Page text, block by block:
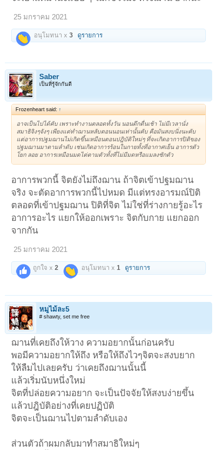
25 มกราคม 2021
อนุโมทนา x3 ดูรายการ
Saber
เป็นที่รู้จักกันดี
Frozenheart said: ↑
อาจเป็นไปได้คับ เพราะทำงานตลอดทั้งวัน นอนดึกตื่นเช้า ไม่มีเวลานั่ง
สมาธิจิงๆจังๆ เพียงแต่ทำฌานหลับตอนนอนเท่านั้นคับ คือมันสงบนิ่งนะคับ
แต่อาการปฐมฌานไม่เกิดขึ้นเหมือนตอนปฎิบัติใหม่ๆ ที่จะเกิดอาการปิติของ
ปฐมฌานมาตามลำดับ เช่นเกิดอาการร้อนในกายทั้งที่อากาศเย็น อาการตัว
โยก ลอย อาการเหมือนมดไต่ตามตัวทั้งที่ไม่มีมดหรือแมลงซักตัว
อาการพวกนี้ จิตยังไม่ถึงฌาน ถ้าจิตเข้าปฐมฌาน
จริง จะตัดอาการพวกนี้ไปหมด มีแต่ทรงอารมณ์ปิติ
ตลอดที่เข้าปฐมฌาน ปิติที่จิต ไม่ใช่ที่ร่างกายรู้อะไร
อาการอะไร แยกให้ออกเพราะ จิตกับกาย แยกออก
จากกัน
25 มกราคม 2021
ถูกใจ x2 อนุโมทนา x 1 ดูรายการ
หมูไม้ละ5
# shawty, set me free
ฌานที่เคยถึงให้วาง ความอยากนั้นก่อนครับ
พอมีความอยากให้ถึง หรือให้ถึงไวๆจิตจะสงบยาก
ให้ลืมไปเลยครับ ว่าเคยถึงฌานนั้นนี้
แล้วเริ่มนับหนึ่งใหม่
จิตที่ปล่อยความอยาก จะเป็นปัจจัยให้สงบง่ายขึ้น
แล้วปฎิบัติอย่างที่เคยปฏิบัติ
จิตจะเป็นฌานไปตามลำดับเอง
ส่วนตัวถ้าผมกลับมาทำสมาธิใหม่ๆ